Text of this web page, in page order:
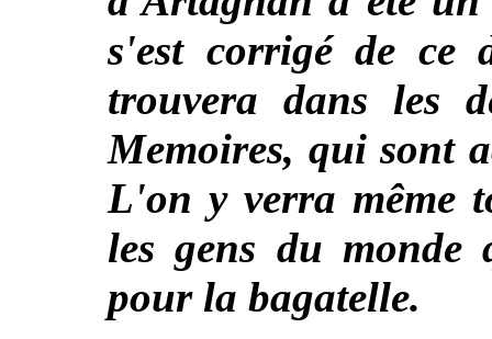
s'est corrigé de ce
trouvera dans les
Memoires, qui sont
L'on y verra même
les gens du
pour la bagatelle.